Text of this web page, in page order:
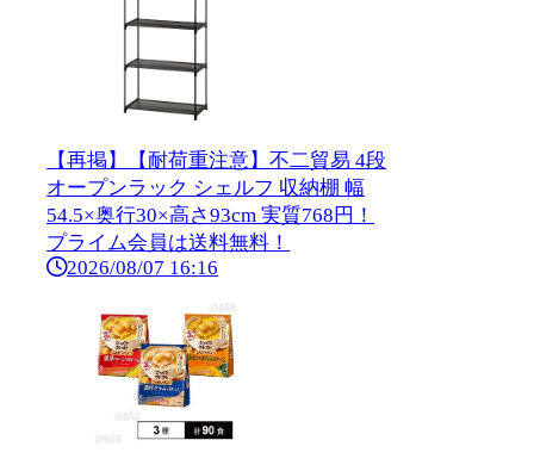
【再掲】【耐荷重注意】不二貿易 4段
オープンラック シェルフ 収納棚 幅
54.5×奥行30×高さ93cm 実質768円！
プライム会員は送料無料！
2026/08/07 16:16